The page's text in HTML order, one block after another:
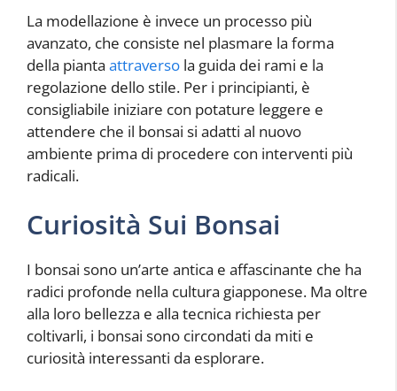
La modellazione è invece un processo più
avanzato, che consiste nel plasmare la forma
della pianta attraverso la guida dei rami e la
regolazione dello stile. Per i principianti, è
consigliabile iniziare con potature leggere e
attendere che il bonsai si adatti al nuovo
ambiente prima di procedere con interventi più
radicali.
Curiosità Sui Bonsai
I bonsai sono un’arte antica e affascinante che ha
radici profonde nella cultura giapponese. Ma oltre
alla loro bellezza e alla tecnica richiesta per
coltivarli, i bonsai sono circondati da miti e
curiosità interessanti da esplorare.